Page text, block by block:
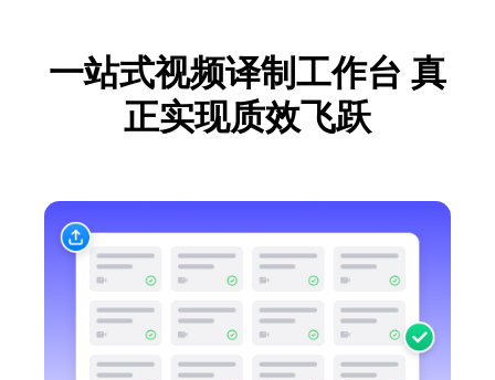
一站式视频译制工作台 真
正实现质效飞跃